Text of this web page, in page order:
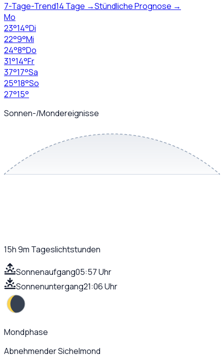
7-Tage-Trend14 Tage →Stündliche Prognose →
Mo
23°14°Di
22°9°Mi
24°8°Do
31°14°Fr
37°17°Sa
25°18°So
27°15°
Sonnen-/Mondereignisse
15h 9m Tageslichtstunden
Sonnenaufgang05:57 Uhr
Sonnenuntergang21:06 Uhr
Mondphase
Abnehmender Sichelmond